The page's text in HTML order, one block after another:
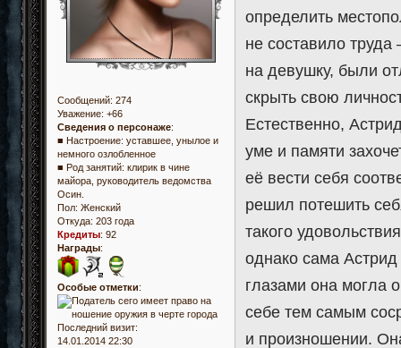
Сообщений: 274
Уважение: +66
Сведения о персонаже:
■ Настроение: уставшее, унылое и
немного озлобленное
■ Род занятий: клирик в чине
майора, руководитель ведомства
Осин.
Пол: Женский
Откуда: 203 года
Кредиты: 92
Награды:
Особые отметки:
Последний визит:
14.01.2014 22:30
определить
не составило
на девушку, были
скрыть свою
Естественно,
уме и памяти
её вести себя
решил потешить
такого
однако сама
глазами она могла
себе тем самым
и произношении.